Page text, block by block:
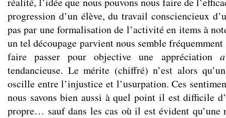
progression d’un élève, du travail consciencieux
pas par une formalisation de l’activité en items à
un tel découpage parvient nous semble fréquemment
faire passer pour objective une appréciation
tendancieuse. Le mérite (chiffré) n’est alors
oscille entre l’injustice et l’usurpation. Ces
nous savons bien aussi à quel point il est difficile
propre… sauf dans les cas où il est évident qu’une